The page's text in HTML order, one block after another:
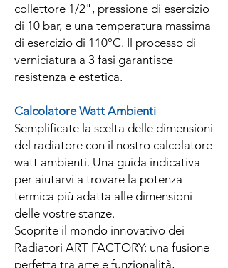
collettore 1/2", pressione di esercizio
di 10 bar, e una temperatura massima
di esercizio di 110°C. Il processo di
verniciatura a 3 fasi garantisce
resistenza e estetica.
Calcolatore Watt Ambienti
Semplificate la scelta delle dimensioni
del radiatore con il nostro calcolatore
watt ambienti. Una guida indicativa
per aiutarvi a trovare la potenza
termica più adatta alle dimensioni
delle vostre stanze.
Scoprite il mondo innovativo dei
Radiatori ART FACTORY: una fusione
perfetta tra arte e funzionalità,